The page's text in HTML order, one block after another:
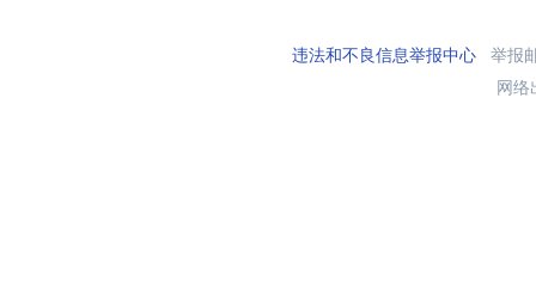
违法和不良信息举报中心举报
网